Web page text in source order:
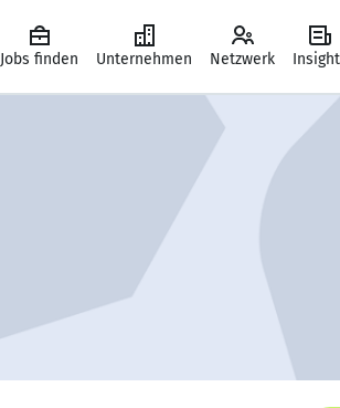
Jobs finden Unternehmen Netzwerk